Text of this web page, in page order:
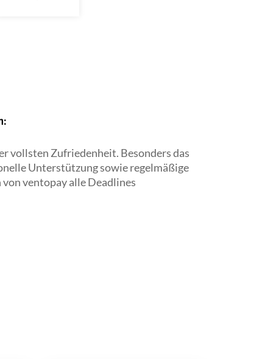
vollsten Zufriedenheit. Besonders das
Unterstützung sowie regelmäßige
ventopay alle Deadlines